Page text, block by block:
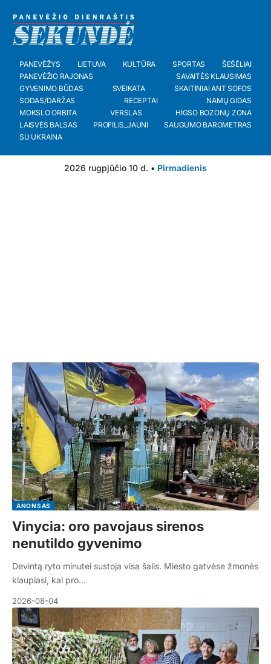
PANEVĖŽYS LIETUVA KULTŪRA SPORTAS
ŠEŠĖLIAI
PANEVĖŽIO RAJONAS
SAVAITĖS KLAUSIMAS
GYVENIMO BŪDAS
SVEIKATA
SKAITINIAI ANT SOFOS
SODAS/DARŽAS
RECEPTAI
NAMŲ GIDAS
MOKSLO ORBITA
VERSLAS
HIGSO BOZONŲ ZONA
LAISVĖS BALSAS
PROFILIS_JAUNI
SAUGUMO BAROMETRAS
SU UKRAINA
2026 rugpjūčio 10 d. • Pirmadienis
ANONSAS
Vinycia: oro pavojaus sirenos
nenutildo gyvenimo
Devintą ryto minutei sustoja visa šalis. Miesto gatvėse žmonės
klaupiasi, kai pro…
2026-08-04